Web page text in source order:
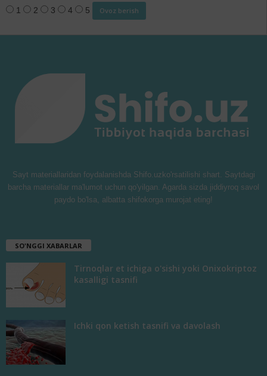
1
2 3 4 5
Sayt materiallaridan foydalanishda Shifo.uzko'rsatilishi shart. Saytdagi
barcha materiallar ma'lumot uchun qo'yilgan. Agarda sizda jiddiyroq savol
paydo bo'lsa, albatta shifokorga murojat eting!
SO'NGGI XABARLAR
Tirnoqlar et ichiga o'sishi yoki Onixokriptoz
kasalligi tasnifi
Ichki qon ketish tasnifi va davolash